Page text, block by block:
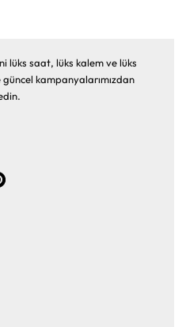
lüks saat, lüks kalem ve lüks
kampanyalarımızdan